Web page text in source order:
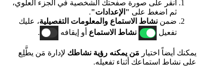
انقر على صورة صفحتك الشخصية في الجزء العلوي،
ثم اضغط على "الإعدادات".
ضمن نشاط الاستماع والمعلومات التفصيلية، عليك
تفعيل
نشاط الاستماع أو إيقافه .
يمكنك أيضاً اختيار مَن يمكنه رؤية نشاطك لإدارة مَن يطَّلِع
على نشاط استماعك أثناء تفعيله.